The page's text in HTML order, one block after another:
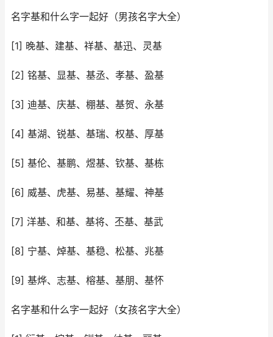
名字基和什么字一起好（男孩名字大全）
[1] 晚基、建基、祥基、基迅、灵基
[2] 铭基、显基、基丞、孝基、盈基
[3] 迪基、庆基、棚基、基贺、永基
[4] 基湖、锐基、基瑞、权基、厚基
[5] 基伦、基鹏、煜基、钦基、基栋
[6] 威基、虎基、易基、基耀、神基
[7] 洋基、和基、基将、丕基、基武
[8] 宁基、焯基、基稳、松基、兆基
[9] 基烨、志基、榕基、基朋、基怀
名字基和什么字一起好（女孩名字大全）